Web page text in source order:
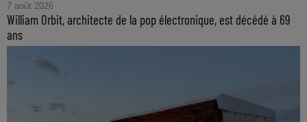
7 août 2026
William Orbit, architecte de la pop électronique, est décédé à 69
ans